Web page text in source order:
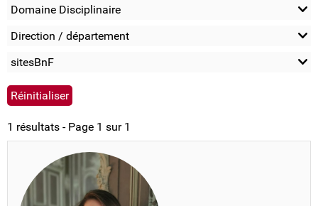
Domaine Disciplinaire
Direction / département
sitesBnF
1 résultats - Page 1 sur 1